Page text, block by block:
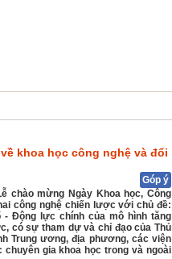
khoa học công nghệ và đổi
Góp ý
chào mừng Ngày Khoa học, Công
công nghệ chiến lược với chủ đề:
- Động lực chính của mô hình tăng
có sự tham dự và chỉ đạo của Thủ
Trung ương, địa phương, các viện
gia khoa học trong và ngoài